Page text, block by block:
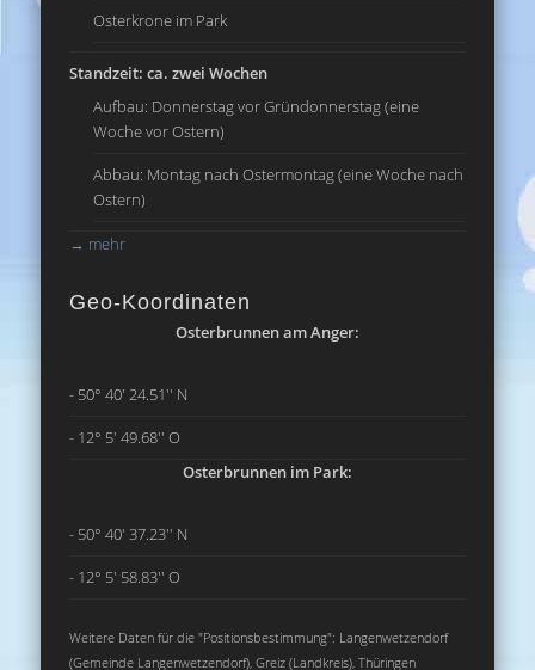
Osterkrone im Park
Standzeit: ca. zwei Wochen
Aufbau: Donnerstag vor Gründonnerstag (eine
Woche vor Ostern)
Abbau: Montag nach Ostermontag (eine Woche nach
Ostern)
→ mehr
Geo-Koordinaten
Osterbrunnen am Anger:
- 50° 40' 24.51'' N
- 12° 5' 49.68'' O
Osterbrunnen im Park:
- 50° 40' 37.23'' N
- 12° 5' 58.83'' O
Weitere Daten für die "Positionsbestimmung": Langenwetzendorf
(Gemeinde Langenwetzendorf), Greiz (Landkreis), Thüringen